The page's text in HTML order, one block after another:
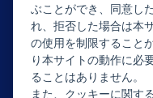
ニュース
ぶことができ、同意し
れ、拒否した場合は本
の使用を制限すること
り本サイトの動作に必
ることはありません。
また、クッキーに関す